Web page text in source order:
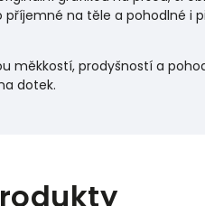
příjemné na těle a pohodlné i
měkkostí, prodyšností a
dotek.